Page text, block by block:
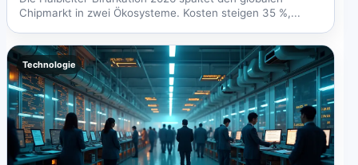
Chipmarkt in zwei Ökosysteme. Kosten steigen 35 %,...
Technologie